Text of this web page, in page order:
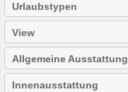
Urlaubstypen
View
Allgemeine Ausstattung
Innenausstattung